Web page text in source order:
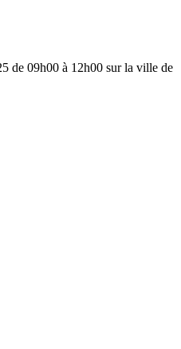
de 09h00 à 12h00 sur la ville de